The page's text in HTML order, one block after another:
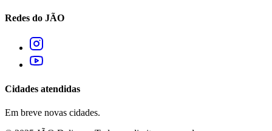
Redes do JÃO
Cidades atendidas
Em breve novas cidades.